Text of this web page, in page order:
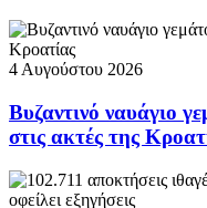
4 Αυγούστου 2026
Βυζαντινό ναυάγιο
στις ακτές της